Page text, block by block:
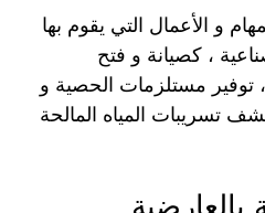
و الأعمال التي يقوم بها
، كصيانة و فتح
مستلزمات الحصية و
تسريبات المياه المالحة